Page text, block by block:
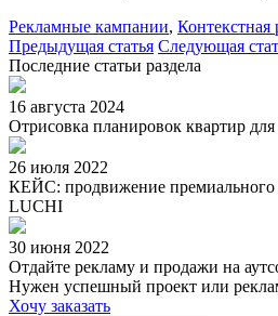
Рекламные кампании, Контекстная
Предыдущая статья Следующая
Последние статьи раздела
16 августа 2024
Отрисовка планировок квартир
26 июля 2022
КЕЙС: продвижение премиального
LUCHI
30 июня 2022
Отдайте рекламу и продажи на
Нужен успешный проект или
Хочу заказать